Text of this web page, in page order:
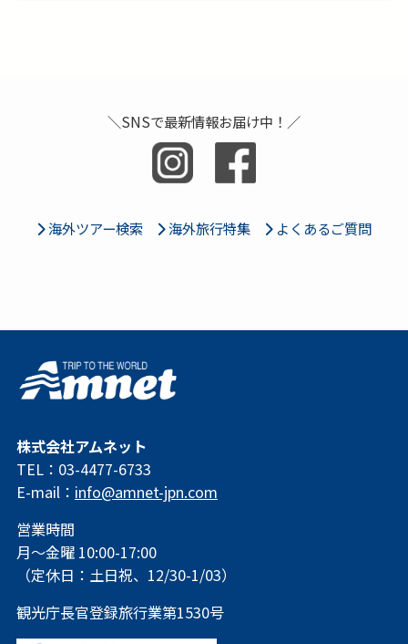
＼SNSで最新情報お届け中！／
海外ツアー検索 海外旅行特集 よくあるご質問
株式会社アムネット
TEL：03-4477-6733
E-mail： info@amnet-jpn.com
営業時間
月～金曜 10:00-17:00
（定休日：土日祝、12/30-1/03）
観光庁長官登録旅行業第1530号